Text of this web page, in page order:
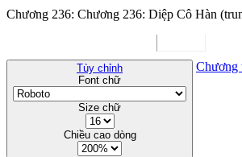
Chương 236: Chương 236: Diệp Cô Hàn
Tùy chỉnh
Font chữ
Size chữ
Chiều cao dòng
Chương